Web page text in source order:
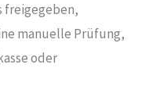
freigegeben,
manuelle Prüfung,
oder